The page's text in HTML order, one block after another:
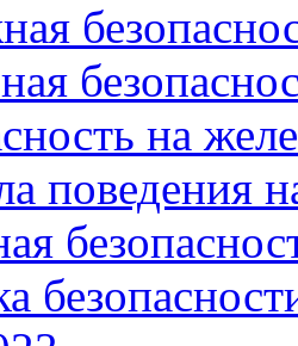
на
поведения